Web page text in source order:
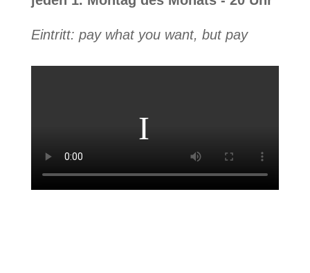
Eintritt: pay what you want, but pay